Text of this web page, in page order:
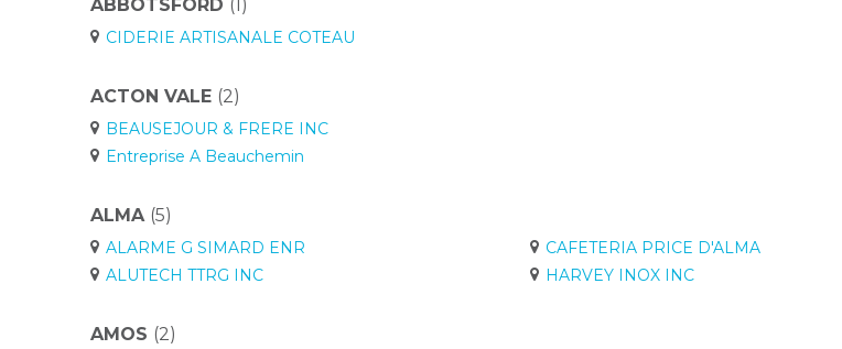
ABBOTSFORD (1)
CIDERIE ARTISANALE COTEAU
ACTON VALE (2)
BEAUSEJOUR & FRERE INC
Entreprise A Beauchemin
ALMA (5)
ALARME G SIMARD ENR
ALUTECH TTRG INC
CAFETERIA PRICE D'ALMA
HARVEY INOX INC
AMOS (2)